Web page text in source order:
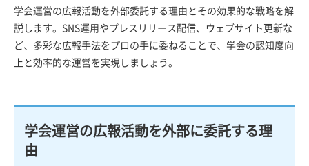
学会運営の広報活動を外部委託する理由とその効果的な戦略を解
説します。SNS運用やプレスリリース配信、ウェブサイト更新な
ど、多彩な広報手法をプロの手に委ねることで、学会の認知度向
上と効率的な運営を実現しましょう。
学会運営の広報活動を外部に委託する理
由